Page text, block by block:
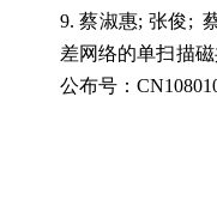
9.蔡淑惠; 张俊;
差网络的单扫描
公布号：